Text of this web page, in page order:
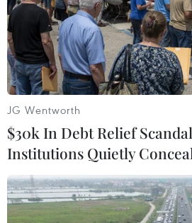
JG Wentworth
$30k In Debt Relief
Institutions Quietly